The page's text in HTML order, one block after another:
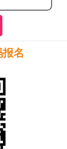
报名